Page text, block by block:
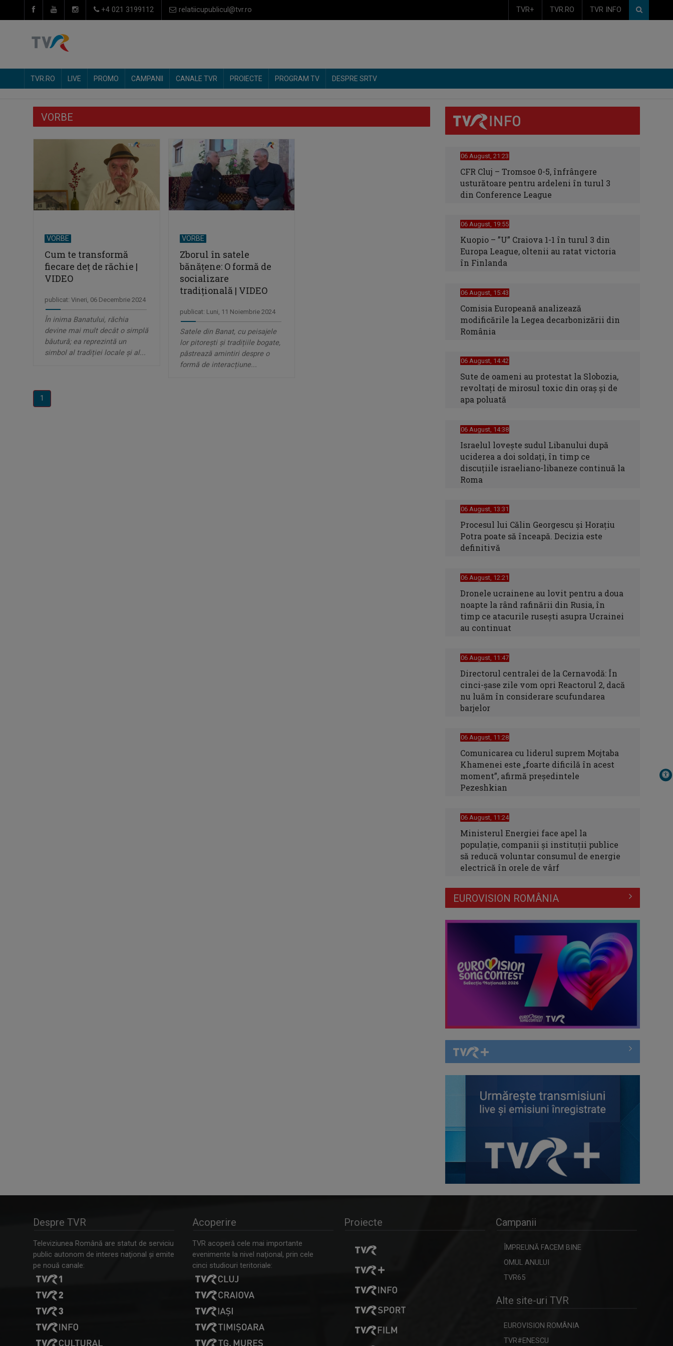
+4 021 3199112 relatiicupublicul@tvr.ro TVR+ TVR.RO TVR INFO
TVR.RO LIVE PROMO CAMPANII CANALE TVR PROIECTE PROGRAM TV DESPRE SRTV
VORBE
VORBE
Cum te transformă
fiecare deț de răchie |
VIDEO
publicat: Vineri, 06 Decembrie 2024
În inima Banatului, răchia
devine mai mult decât o simplă
băutură; ea reprezintă un
simbol al tradiției locale și al...
VORBE
Zborul în satele
bănățene: O formă de
socializare
tradițională | VIDEO
publicat: Luni, 11 Noiembrie 2024
Satele din Banat, cu peisajele
lor pitorești și tradițiile bogate,
păstrează amintiri despre o
formă de interacțiune...
1
06 August, 21:23
CFR Cluj – Tromsoe 0-5, înfrângere
usturătoare pentru ardeleni în turul 3
din Conference League
06 August, 19:55
Kuopio – ”U” Craiova 1-1 în turul 3 din
Europa League, oltenii au ratat victoria
în Finlanda
06 August, 15:43
Comisia Europeană analizează
modificările la Legea decarbonizării din
România
06 August, 14:42
Sute de oameni au protestat la Slobozia,
revoltați de mirosul toxic din oraș și de
apa poluată
06 August, 14:38
Israelul loveşte sudul Libanului după
uciderea a doi soldaţi, în timp ce
discuţiile israeliano-libaneze continuă la
Roma
06 August, 13:31
Procesul lui Călin Georgescu și Horațiu
Potra poate să înceapă. Decizia este
definitivă
06 August, 12:21
Dronele ucrainene au lovit pentru a doua
noapte la rând rafinării din Rusia, în
timp ce atacurile rusești asupra Ucrainei
au continuat
06 August, 11:47
Directorul centralei de la Cernavodă: În
cinci-şase zile vom opri Reactorul 2, dacă
nu luăm în considerare scufundarea
barjelor
06 August, 11:28
Comunicarea cu liderul suprem Mojtaba
Khamenei este „foarte dificilă în acest
moment”, afirmă preşedintele
Pezeshkian
06 August, 11:24
Ministerul Energiei face apel la
populație, companii și instituții publice
să reducă voluntar consumul de energie
electrică în orele de vârf
EUROVISION ROMÂNIA
Despre TVR
Televiziunea Română are statut de serviciu
public autonom de interes naţional şi emite
pe nouă canale:
Acoperire
TVR acoperă cele mai importante
evenimente la nivel naţional, prin cele
cinci studiouri teritoriale:
Proiecte Campanii
ÎMPREUNĂ FACEM BINE
OMUL ANULUI
TVR65
Alte site-uri TVR
EUROVISION ROMÂNIA
TVR#ENESCU